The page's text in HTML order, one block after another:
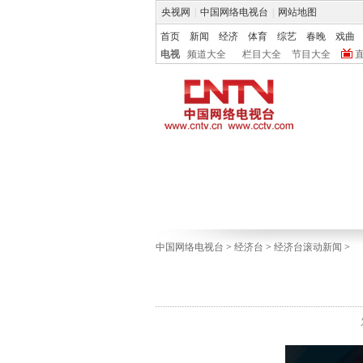
央视网 中国网络电视台 网站地图
首页 新闻 经济 体育 综艺 春晚
戏曲
电视
频道大全 栏目大全 节目大全
中国网络电视台 > 经济台 > 经济台滚动新闻 >